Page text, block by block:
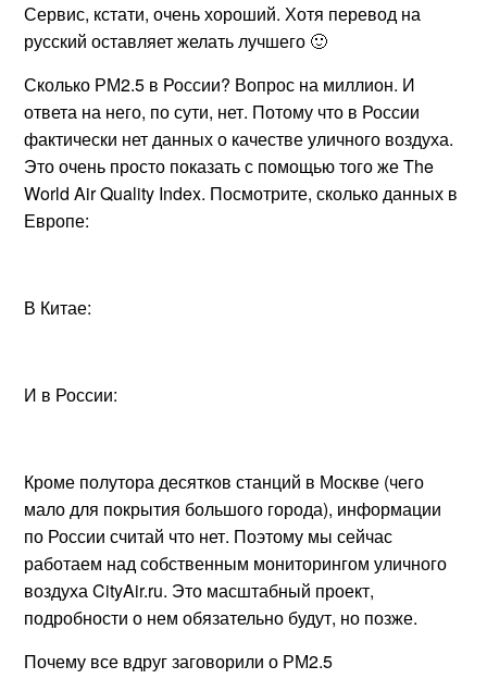
Сервис, кстати, очень хороший. Хотя перевод на
русский оставляет желать лучшего 🙂
Сколько РМ2.5 в России? Вопрос на миллион. И
ответа на него, по сути, нет. Потому что в России
фактически нет данных о качестве уличного воздуха.
Это очень просто показать с помощью того же The
World Air Quality Index. Посмотрите, сколько данных в
Европе:
В Китае:
И в России:
Кроме полутора десятков станций в Москве (чего
мало для покрытия большого города), информации
по России считай что нет. Поэтому мы сейчас
работаем над собственным мониторингом уличного
воздуха CityAir.ru. Это масштабный проект,
подробности о нем обязательно будут, но позже.
Почему все вдруг заговорили о РМ2.5